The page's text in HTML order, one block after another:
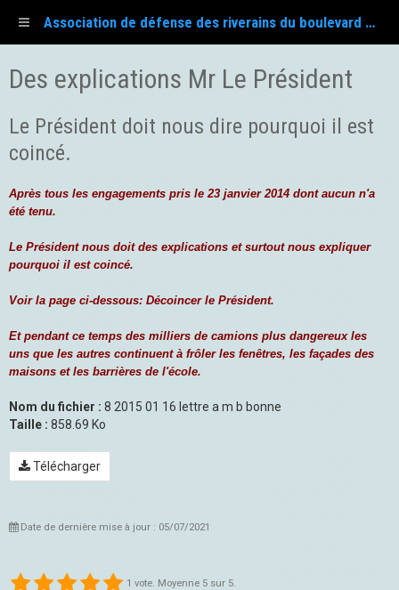
Association de défense des riverains du boulevard Fayol
Des explications Mr Le Président
Le Président doit nous dire pourquoi il est
coincé.
Après tous les engagements pris le 23 janvier 2014 dont aucun n'a
été tenu.
Le Président nous doit des explications et surtout nous expliquer
pourquoi il est coincé.
Voir la page ci-dessous: Décoincer le Président.
Et pendant ce temps des milliers de camions plus dangereux les
uns que les autres continuent à frôler les fenêtres, les façades des
maisons et les barrières de l'école.
Nom du fichier : 8 2015 01 16 lettre a m b bonne
Taille : 858.69 Ko
Télécharger
Date de dernière mise à jour : 05/07/2021
1 vote. Moyenne 5 sur 5.